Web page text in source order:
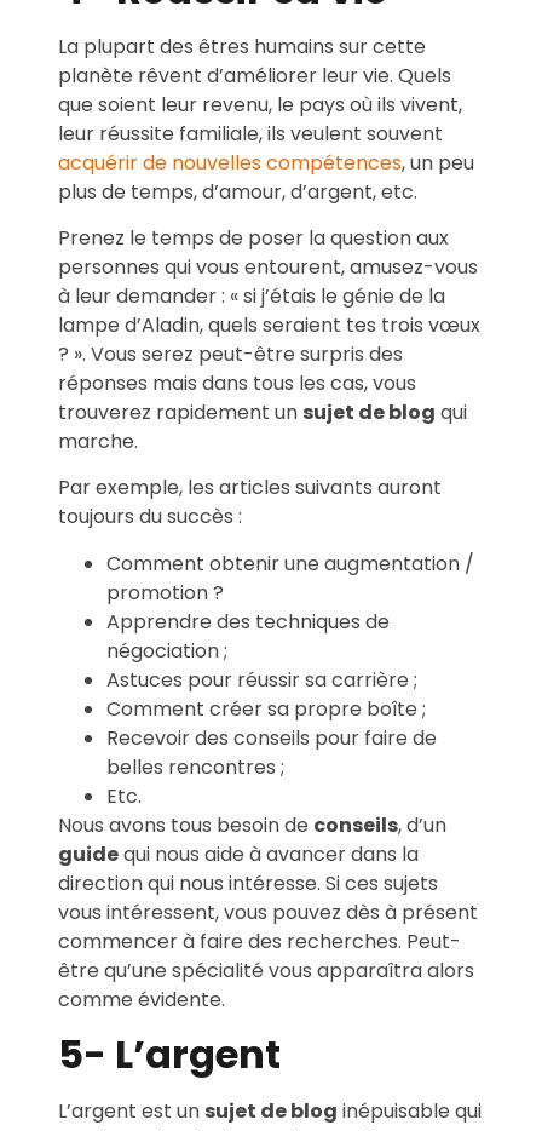
La plupart des êtres humains sur cette
planète rêvent d’améliorer leur vie. Quels
que soient leur revenu, le pays où ils vivent,
leur réussite familiale, ils veulent souvent
acquérir de nouvelles compétences, un peu
plus de temps, d’amour, d’argent, etc.
Prenez le temps de poser la question aux
personnes qui vous entourent, amusez-vous
à leur demander : « si j’étais le génie de la
lampe d’Aladin, quels seraient tes trois vœux
? ». Vous serez peut-être surpris des
réponses mais dans tous les cas, vous
trouverez rapidement un sujet de blog qui
marche.
Par exemple, les articles suivants auront
toujours du succès :
Comment obtenir une augmentation /
promotion ?
Apprendre des techniques de
négociation ;
Astuces pour réussir sa carrière ;
Comment créer sa propre boîte ;
Recevoir des conseils pour faire de
belles rencontres ;
Etc.
Nous avons tous besoin de conseils, d’un
guidequi nous aide à avancer dans la
direction qui nous intéresse. Si ces sujets
vous intéressent, vous pouvez dès à présent
commencer à faire des recherches. Peut-
être qu’une spécialité vous apparaîtra alors
comme évidente.
5- L’argent
L’argent est un sujet de blog inépuisable qui